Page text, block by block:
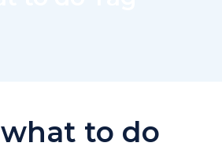
what to do